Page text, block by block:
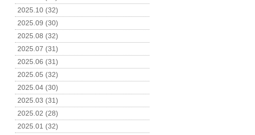
2025.10 (32)
2025.09 (30)
2025.08 (32)
2025.07 (31)
2025.06 (31)
2025.05 (32)
2025.04 (30)
2025.03 (31)
2025.02 (28)
2025.01 (32)